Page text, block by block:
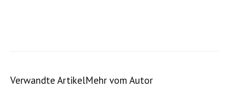
Verwandte ArtikelMehr vom Autor